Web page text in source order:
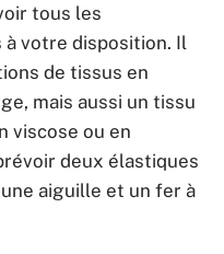
tous les
votre disposition. Il
de tissus en
mais aussi un tissu
viscose ou en
deux élastiques
aiguille et un fer à